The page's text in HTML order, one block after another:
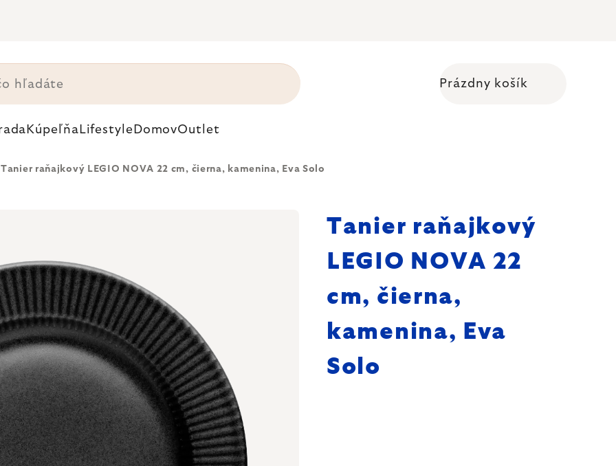
Prázdny košík
Kúpeľňa Lifestyle DomovOutlet
Tanier raňajkový LEGIO NOVA 22 cm, čierna, kamenina, Eva Solo
Tanier raňajkový
LEGIO NOVA 22
cm, čierna,
kamenina, Eva
Solo